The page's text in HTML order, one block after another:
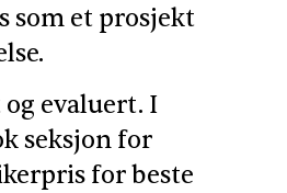
som et prosjekt
evaluert. I
seksjon for
for beste